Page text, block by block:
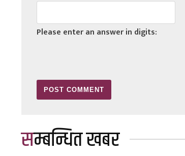
Please enter an answer in digits:
सम्बन्धित खबर